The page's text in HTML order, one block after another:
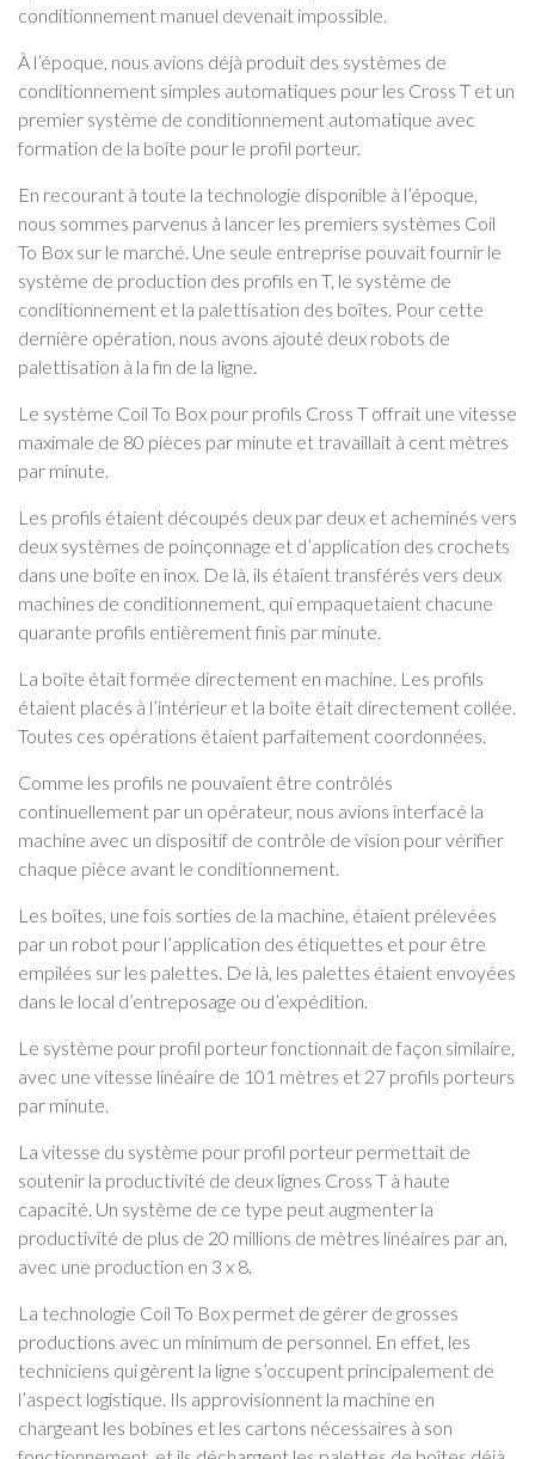
conditionnement manuel devenait impossible.
À l’époque, nous avions déjà produit des systèmes de
conditionnement simples automatiques pour les Cross T et un
premier système de conditionnement automatique avec
formation de la boîte pour le profil porteur.
En recourant à toute la technologie disponible à l’époque,
nous sommes parvenus à lancer les premiers systèmes Coil
To Box sur le marché. Une seule entreprise pouvait fournir le
système de production des profils en T, le système de
conditionnement et la palettisation des boîtes. Pour cette
dernière opération, nous avons ajouté deux robots de
palettisation à la fin de la ligne.
Le système Coil To Box pour profils Cross T offrait une vitesse
maximale de 80 pièces par minute et travaillait à cent mètres
par minute.
Les profils étaient découpés deux par deux et acheminés vers
deux systèmes de poinçonnage et d’application des crochets
dans une boîte en inox. De là, ils étaient transférés vers deux
machines de conditionnement, qui empaquetaient chacune
quarante profils entièrement finis par minute.
La boîte était formée directement en machine. Les profils
étaient placés à l’intérieur et la boîte était directement collée.
Toutes ces opérations étaient parfaitement coordonnées.
Comme les profils ne pouvaient être contrôlés
continuellement par un opérateur, nous avions interfacé la
machine avec un dispositif de contrôle de vision pour vérifier
chaque pièce avant le conditionnement.
Les boîtes, une fois sorties de la machine, étaient prélevées
par un robot pour l’application des étiquettes et pour être
empilées sur les palettes. De là, les palettes étaient envoyées
dans le local d’entreposage ou d’expédition.
Le système pour profil porteur fonctionnait de façon similaire,
avec une vitesse linéaire de 101 mètres et 27 profils porteurs
par minute.
La vitesse du système pour profil porteur permettait de
soutenir la productivité de deux lignes Cross T à haute
capacité. Un système de ce type peut augmenter la
productivité de plus de 20 millions de mètres linéaires par an,
avec une production en 3 x 8.
La technologie Coil To Box permet de gérer de grosses
productions avec un minimum de personnel. En effet, les
techniciens qui gèrent la ligne s’occupent principalement de
l’aspect logistique. Ils approvisionnent la machine en
chargeant les bobines et les cartons nécessaires à son